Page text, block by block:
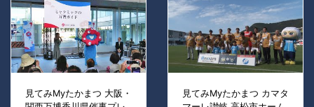
見てみMyたかまつ 大阪・
見てみMyたかまつ カマタ